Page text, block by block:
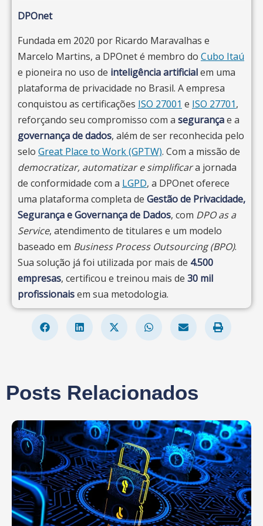
humana
Privacidade Aplicada ao Setor da Saúde:
trilha especializada para o setor com os
dados mais sensíveis em circulação,
abordando o tratamento de informações
no contexto assistencial, prontuários e as
exposições regulatórias específicas
desse segmento
Para organizações que precisam capacitar
times inteiros, os Programas In Company
são desenhados sob medida para a
realidade, o setor e o nível de maturidade de
cada empresa — com palestras para
diretoria, workshops práticos e simulações
de incidentes.
times internamente, construir uma cultura
de privacidade sustentável e reduzir os
riscos de incidentes causados por falta
de conhecimento
O denominador comum entre todos esses
perfis é a necessidade deavançar mais
rápido do que a leitura solitária de textos
legais permite— e de estar conectado ao
ecossistema profissional mais dinâmico do
setor.
soluções em tempo real. Em um mercado
onde o conhecimento técnico evolui
rapidamente, fazer parte de uma comunidade
ativa é o que garante atualização contínua.
A UP foi criada com a convicção de que
conformidade e competitividade não são
objetivos opostos — são faces da mesma
moedapara quem se prepara corretamente. O
Brasil vive hoje a maior demanda histórica
por profissionais qualificados em
privacidade: a ANPD fiscaliza com mais rigor,
as organizações cobram competências que
vão além da teoria e o mercado remunera
cada vez melhor quem sabe transformar
conformidade em resultado concreto.
DPOnet
Fundada em 2020 por Ricardo Maravalhas e
Marcelo Martins, a DPOnet é membro do Cubo Itaú
e pioneira no uso de inteligência artificialem uma
plataforma de privacidade no Brasil. A empresa
conquistou as certificações ISO 27001 e ISO 27701,
reforçando seu compromisso com a segurançae a
governança de dados, além de ser reconhecida pelo
selo Great Place to Work (GPTW). Com a missão de
democratizar, automatizar e simplificara jornada
de conformidade com a LGPD, a DPOnet oferece
uma plataforma completa de Gestão de Privacidade,
Segurança e Governança de Dados, com DPO as a
Service, atendimento de titulares e um modelo
baseado em Business Process Outsourcing (BPO).
Sua solução já foi utilizada por mais de 4.500
empresas, certificou e treinou mais de 30 mil
profissionaisem sua metodologia.
Posts Relacionados